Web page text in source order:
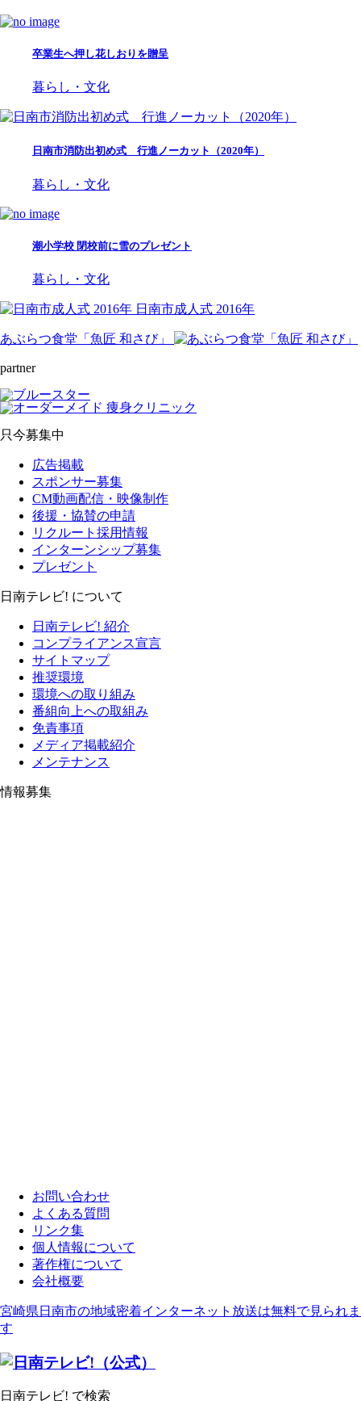
卒業生へ押し花しおりを贈呈
暮らし・文化
日南市消防出初め式 行進ノーカット（2020年）
暮らし・文化
潮小学校 閉校前に雪のプレゼント
暮らし・文化
日南市成人式 2016年
あぶらつ食堂「魚匠 和さび」
partner
只今募集中
広告掲載
スポンサー募集
CM動画配信・映像制作
後援・協賛の申請
リクルート採用情報
インターンシップ募集
プレゼント
日南テレビ! について
日南テレビ! 紹介
コンプライアンス宣言
サイトマップ
推奨環境
環境への取り組み
番組向上への取組み
免責事項
メディア掲載紹介
メンテナンス
情報募集
お問い合わせ
よくある質問
リンク集
個人情報について
著作権について
会社概要
宮崎県日南市の地域密着インターネット放送は無料で見られま
す
日南テレビ! で検索